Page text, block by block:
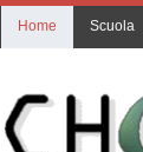
Home Scuola